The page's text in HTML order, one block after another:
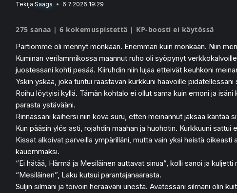
Tekijä Saaga 6.7.2026 19:29
275 sanaa | 6 kokemuspistettä | KP-boosti ei käytössä
Partiomme oli mennyt mönkään. Enemmän kuin mönkään. Niin
Kuminan verilammikossa maannut ruho oli syöpynyt
juostessani kohti pesää. Kiiruhdin niin lujaa etteivät keuhkoni
Yskin yskää, joka tuntui raastavan kurkkuni haavoille
Roihu löytyisi kyllä. Tämän kohtalo ei ollut sama kuin emoni ja
parasta ystävääni.
Rinnassani kaihersi niin kova suru, etten meinannut jaksaa
Kun pääsin ylös asti, rojahdin maahan ja huohotin. Kurkkuuni
Kissat alkoivat parveilla ympärilläni, mutta vain yksi heistä
kauemmaksi.
“Ei hätää, Härmä ja Mesiläinen auttavat sinua”, kolli sanoi ja
“Mesiläinen”, Laku kutsui parantajanaarasta.
Suljin silmäni ja toivoin herääväni unesta. Avatessani silmäni olin